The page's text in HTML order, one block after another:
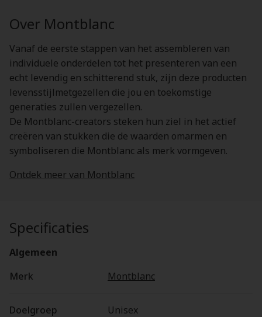
Over Montblanc
Vanaf de eerste stappen van het assembleren van
individuele onderdelen tot het presenteren van een
echt levendig en schitterend stuk, zijn deze producten
levensstijlmetgezellen die jou en toekomstige
generaties zullen vergezellen.
De Montblanc-creators steken hun ziel in het actief
creëren van stukken die de waarden omarmen en
symboliseren die Montblanc als merk vormgeven.
Ontdek meer van Montblanc
Specificaties
Algemeen
Merk
Montblanc
Doelgroep Unisex